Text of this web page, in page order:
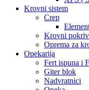
Krovni sistem
Crep
Krovni
Oprema za
Opekarija
Fert ispuna i
Giter blok
Nadvratnici